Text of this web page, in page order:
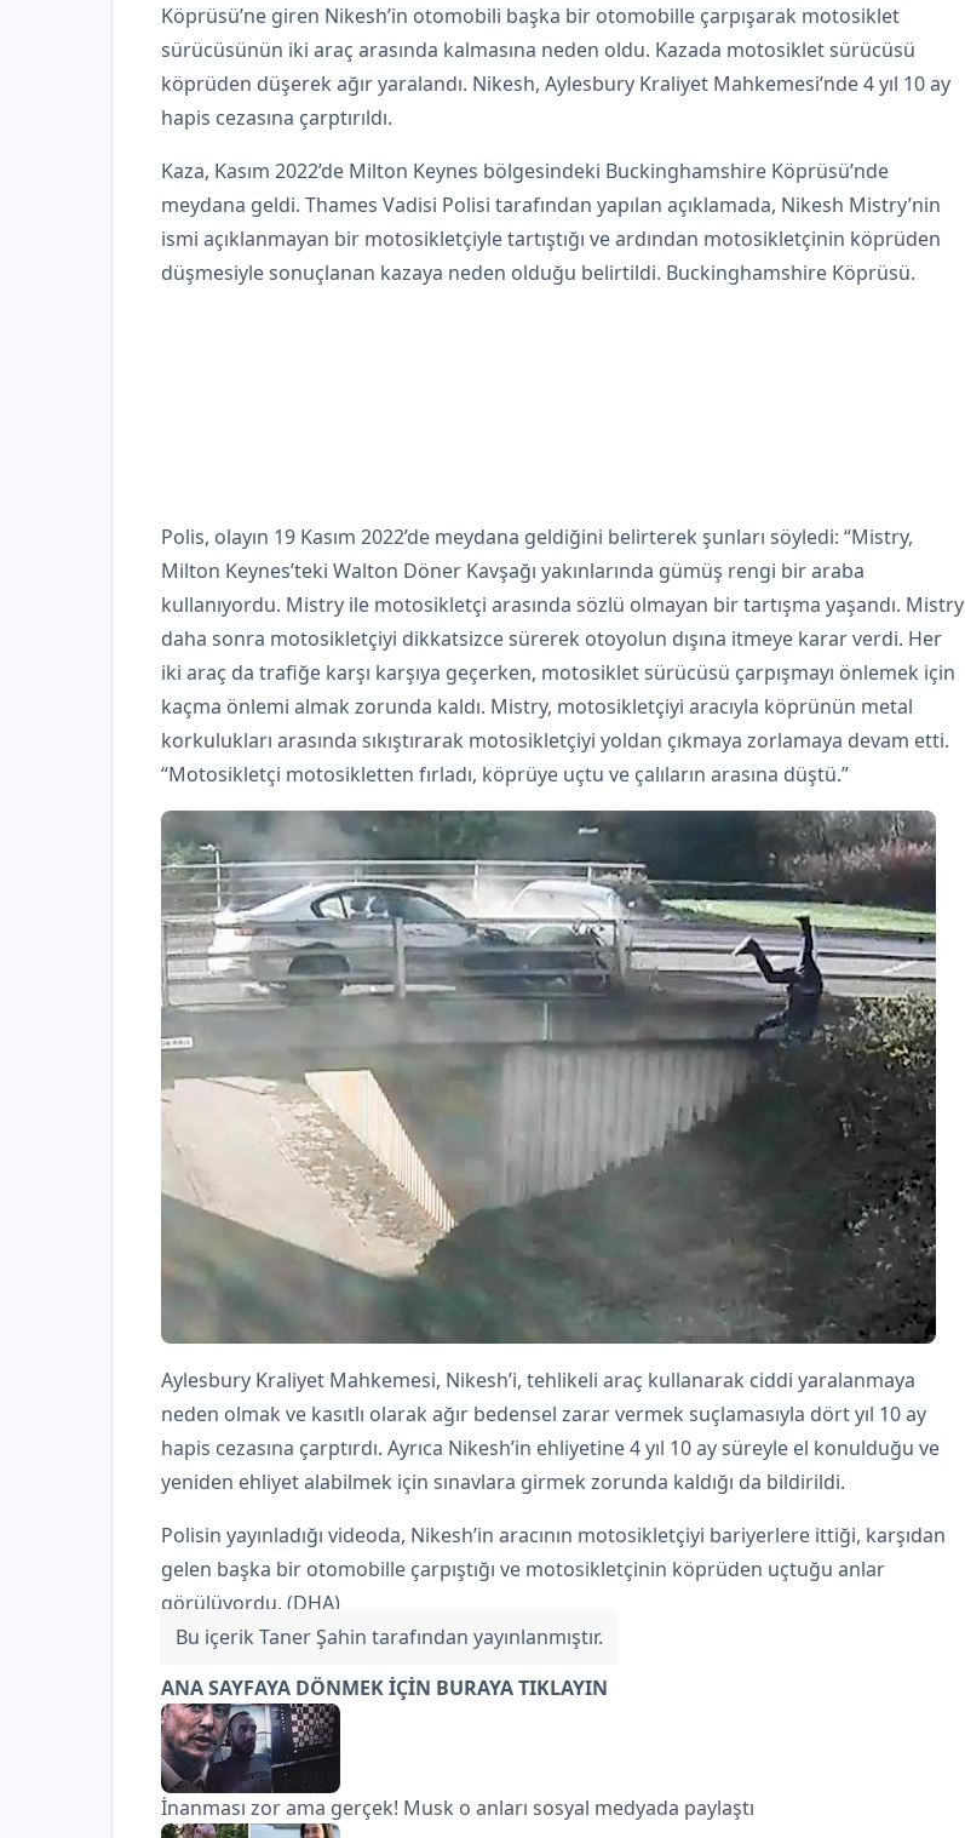
Köprüsü’ne giren Nikesh’in otomobili başka bir otomobille çarpışarak motosiklet
sürücüsünün iki araç arasında kalmasına neden oldu. Kazada motosiklet sürücüsü
köprüden düşerek ağır yaralandı. Nikesh, Aylesbury Kraliyet Mahkemesi’nde 4 yıl 10 ay
hapis cezasına çarptırıldı.
Kaza, Kasım 2022’de Milton Keynes bölgesindeki Buckinghamshire Köprüsü’nde
meydana geldi. Thames Vadisi Polisi tarafından yapılan açıklamada, Nikesh Mistry’nin
ismi açıklanmayan bir motosikletçiyle tartıştığı ve ardından motosikletçinin köprüden
düşmesiyle sonuçlanan kazaya neden olduğu belirtildi. Buckinghamshire Köprüsü.
Polis, olayın 19 Kasım 2022’de meydana geldiğini belirterek şunları söyledi: “Mistry,
Milton Keynes’teki Walton Döner Kavşağı yakınlarında gümüş rengi bir araba
kullanıyordu. Mistry ile motosikletçi arasında sözlü olmayan bir tartışma yaşandı. Mistry
daha sonra motosikletçiyi dikkatsizce sürerek otoyolun dışına itmeye karar verdi. Her
iki araç da trafiğe karşı karşıya geçerken, motosiklet sürücüsü çarpışmayı önlemek için
kaçma önlemi almak zorunda kaldı. Mistry, motosikletçiyi aracıyla köprünün metal
korkulukları arasında sıkıştırarak motosikletçiyi yoldan çıkmaya zorlamaya devam etti.
“Motosikletçi motosikletten fırladı, köprüye uçtu ve çalıların arasına düştü.”
Aylesbury Kraliyet Mahkemesi, Nikesh’i, tehlikeli araç kullanarak ciddi yaralanmaya
neden olmak ve kasıtlı olarak ağır bedensel zarar vermek suçlamasıyla dört yıl 10 ay
hapis cezasına çarptırdı. Ayrıca Nikesh’in ehliyetine 4 yıl 10 ay süreyle el konulduğu ve
yeniden ehliyet alabilmek için sınavlara girmek zorunda kaldığı da bildirildi.
Polisin yayınladığı videoda, Nikesh’in aracının motosikletçiyi bariyerlere ittiği, karşıdan
gelen başka bir otomobille çarpıştığı ve motosikletçinin köprüden uçtuğu anlar
görülüyordu. (DHA)
Bu içerik Taner Şahin tarafından yayınlanmıştır.
ANA SAYFAYA DÖNMEK İÇİN BURAYA TIKLAYIN
İnanması zor ama gerçek! Musk o anları sosyal medyada paylaştı